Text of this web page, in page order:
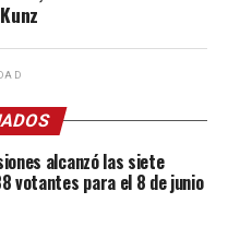
alcanzó las siete
votantes para el 8 de junio